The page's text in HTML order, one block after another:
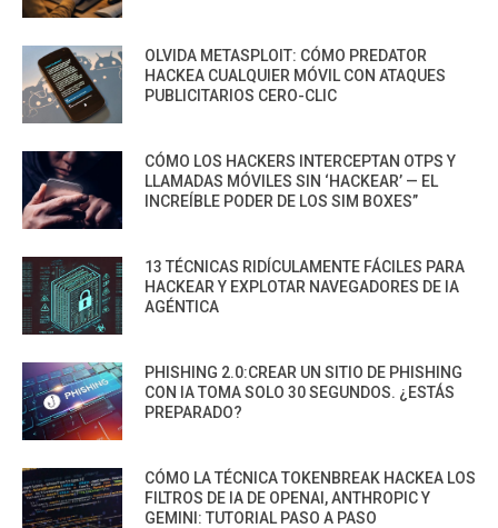
OLVIDA METASPLOIT: CÓMO PREDATOR
HACKEA CUALQUIER MÓVIL CON ATAQUES
PUBLICITARIOS CERO-CLIC
CÓMO LOS HACKERS INTERCEPTAN OTPS Y
LLAMADAS MÓVILES SIN ‘HACKEAR’ — EL
INCREÍBLE PODER DE LOS SIM BOXES”
13 TÉCNICAS RIDÍCULAMENTE FÁCILES PARA
HACKEAR Y EXPLOTAR NAVEGADORES DE IA
AGÉNTICA
PHISHING 2.0:CREAR UN SITIO DE PHISHING
CON IA TOMA SOLO 30 SEGUNDOS. ¿ESTÁS
PREPARADO?
CÓMO LA TÉCNICA TOKENBREAK HACKEA LOS
FILTROS DE IA DE OPENAI, ANTHROPIC Y
GEMINI: TUTORIAL PASO A PASO